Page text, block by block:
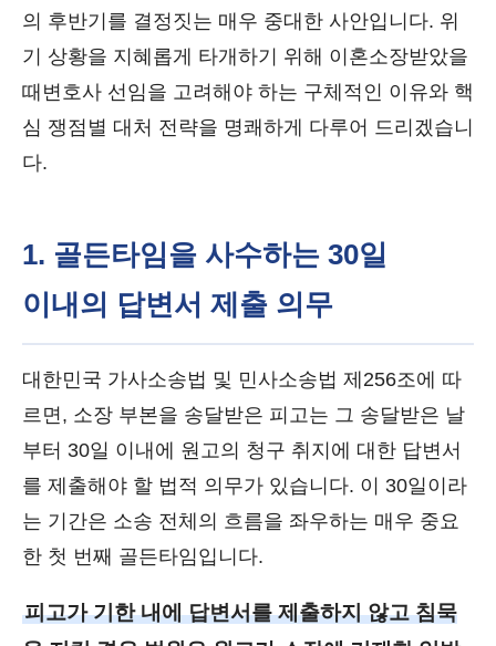
의 후반기를 결정짓는 매우 중대한 사안입니다. 위
기 상황을 지혜롭게 타개하기 위해 이혼소장받았을
때변호사 선임을 고려해야 하는 구체적인 이유와 핵
심 쟁점별 대처 전략을 명쾌하게 다루어 드리겠습니
다.
1. 골든타임을 사수하는 30일
이내의 답변서 제출 의무
대한민국 가사소송법 및 민사소송법 제256조에 따
르면, 소장 부본을 송달받은 피고는 그 송달받은 날
부터 30일 이내에 원고의 청구 취지에 대한 답변서
를 제출해야 할 법적 의무가 있습니다. 이 30일이라
는 기간은 소송 전체의 흐름을 좌우하는 매우 중요
한 첫 번째 골든타임입니다.
피고가 기한 내에 답변서를 제출하지 않고 침묵